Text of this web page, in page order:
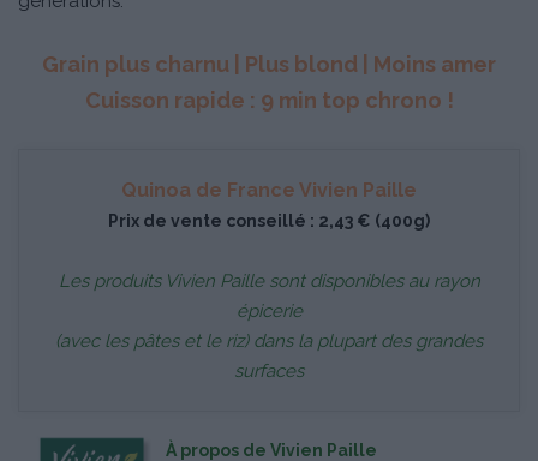
Grain plus charnu | Plus blond | Moins amer
Cuisson rapide : 9 min top chrono !
Quinoa de France Vivien Paille
Prix de vente conseillé : 2,43 € (400g)
Les produits Vivien Paille sont disponibles au rayon
épicerie
(avec les pâtes et le riz) dans la plupart des grandes
surfaces
À propos de Vivien Paille